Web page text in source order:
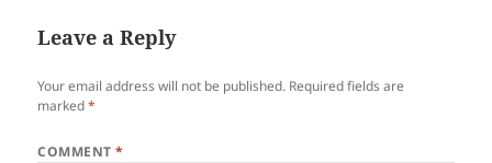
Leave a Reply
Your email address will not be published. Required fields are
marked*
COMMENT*